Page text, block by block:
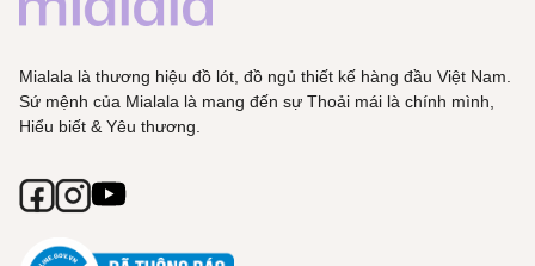
Mialala là thương hiệu đồ lót, đồ ngủ thiết kế hàng đầu Việt Nam.
Sứ mệnh của Mialala là mang đến sự Thoải mái là chính mình,
Hiểu biết & Yêu thương.